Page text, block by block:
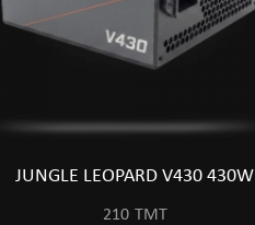
JUNGLE LEOPARD V430 430W
210 TMT